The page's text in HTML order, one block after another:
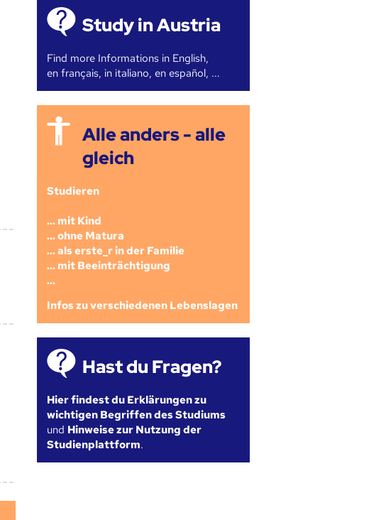
Study in Austria
Find more Informations in English,
en français, in italiano, en español, ...
Alle anders - alle
gleich
Studieren
... mit Kind
... ohne Matura
... als erste_r in der Familie
... mit Beeinträchtigung
...
Infos zu verschiedenen Lebenslagen
Hast du Fragen?
Hier findest du Erklärungen zu
wichtigen Begriffen des Studiums
und Hinweise zur Nutzung der
Studienplattform.